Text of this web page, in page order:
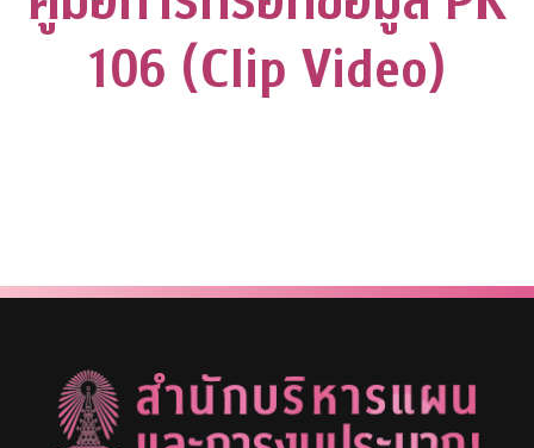
106 (Clip Video)